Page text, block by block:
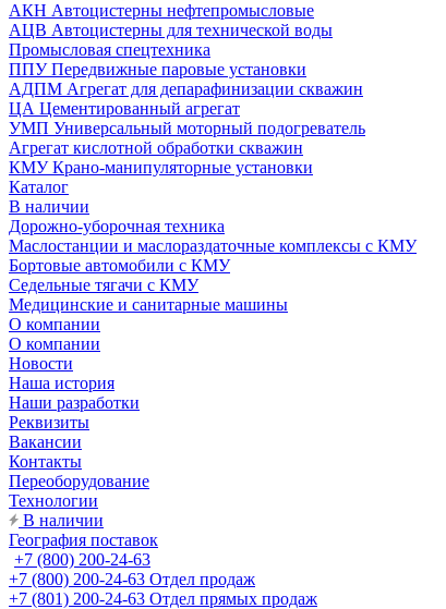
АКН Автоцистерны нефтепромысловые
АЦВ Автоцистерны для технической воды
Промысловая спецтехника
ППУ Передвижные паровые установки
АДПМ Агрегат для депарафинизации скважин
ЦА Цементированный агрегат
УМП Универсальный моторный подогреватель
Агрегат кислотной обработки скважин
КМУ Крано-манипуляторные установки
Каталог
В наличии
Дорожно-уборочная техника
Маслостанции и маслораздаточные комплексы с КМУ
Бортовые автомобили с КМУ
Седельные тягачи с КМУ
Медицинские и санитарные машины
О компании
О компании
Новости
Наша история
Наши разработки
Реквизиты
Вакансии
Контакты
Переоборудование
Технологии
В наличии
География поставок
+7 (800) 200-24-63
+7 (800) 200-24-63 Отдел продаж
+7 (801) 200-24-63 Отдел прямых продаж